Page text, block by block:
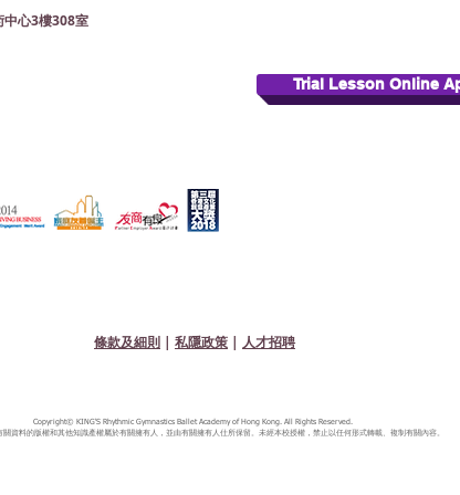
心3樓308室
Trial Lesson Online
條款及細則 | 私隱政策 | 人才招聘
Copyright© KING'S Rhythmic Gymnastics Ballet Academy of Hong Kong. All Rights Reserved.
關資料的版權和其他知識產權屬於有關擁有人，並由有關擁有人仕所保留。未經本校授權，禁止以任何形式轉載、複制有關內容。